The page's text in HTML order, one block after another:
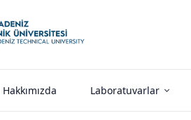
Hakkımızda Laboratuvarlar